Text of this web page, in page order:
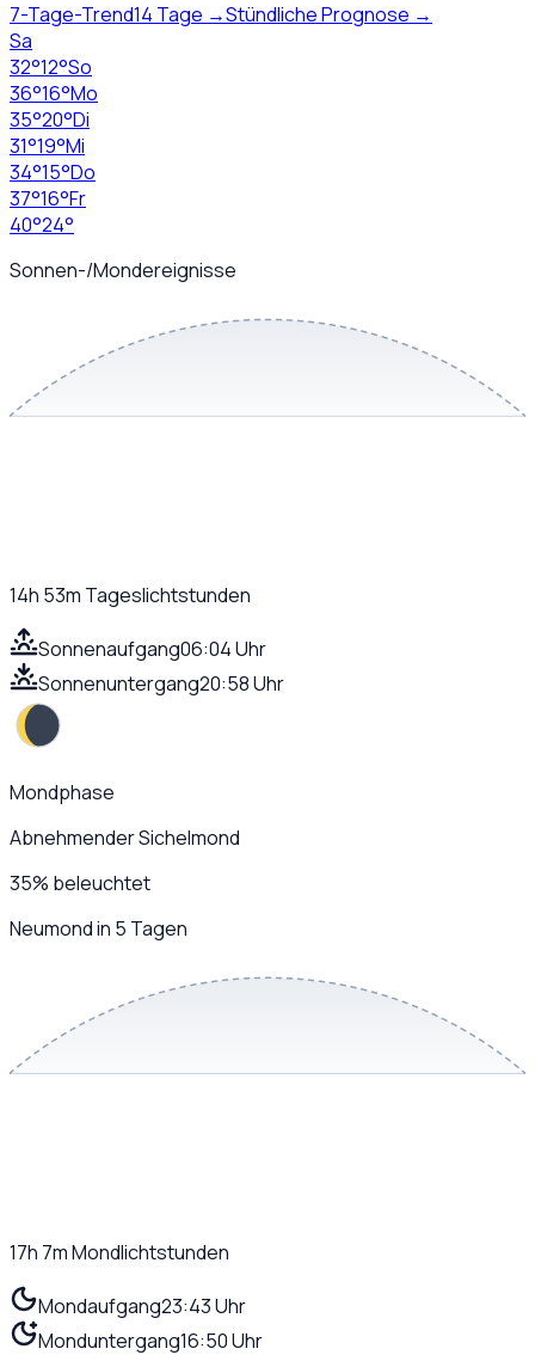
7-Tage-Trend14 Tage →Stündliche Prognose →
Sa
32°12°So
36°16°Mo
35°20°Di
31°19°Mi
34°15°Do
37°16°Fr
40°24°
Sonnen-/Mondereignisse
14h 53m Tageslichtstunden
Sonnenaufgang06:04 Uhr
Sonnenuntergang20:58 Uhr
Mondphase
Abnehmender Sichelmond
35% beleuchtet
Neumond in 5 Tagen
17h 7mMondlichtstunden
Mondaufgang23:43 Uhr
Monduntergang16:50 Uhr